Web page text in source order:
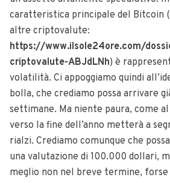
caratteristica principale del Bitcoin
altre criptovalute:
https://www.ilsole24ore.com/
criptovalute-ABJdLNh) è
volatilità. Ci appoggiamo quindi
bolla, che crediamo possa arrivare
settimane. Ma niente paura, come
verso la fine dell’anno metterà a
rialzi. Crediamo comunque che
una valutazione di 100.000 dollari,
meglio non nel breve termine,